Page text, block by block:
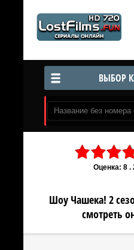
ВЫБОР
Оценка: 8 .
Шоу Чашека! 2
смотреть